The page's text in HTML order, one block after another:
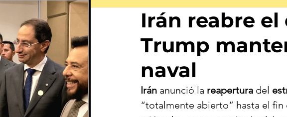
Irán reabre
Trump
naval
Irán anunció la reapertura del
“totalmente abierto” hasta el